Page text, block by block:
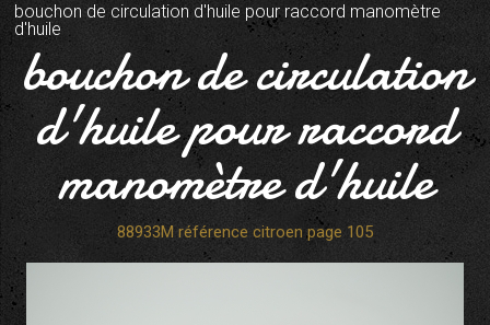
bouchon de circulation d'huile pour raccord manomètre
d'huile
bouchon de circulation
d'huile pour raccord
manomètre d'huile
88933M référence citroen page 105